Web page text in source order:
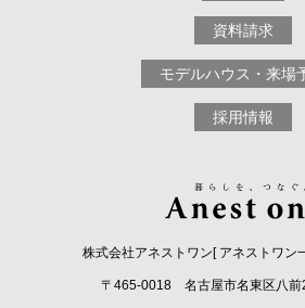
資料請求
モデルハウス・来場
採用情報
株式会社アネストワン[ アネストワン
〒465-0018 名古屋市名東区八前